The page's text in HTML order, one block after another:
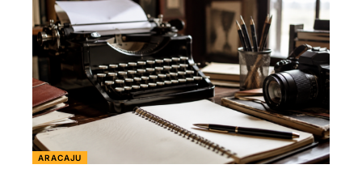
ARACAJU